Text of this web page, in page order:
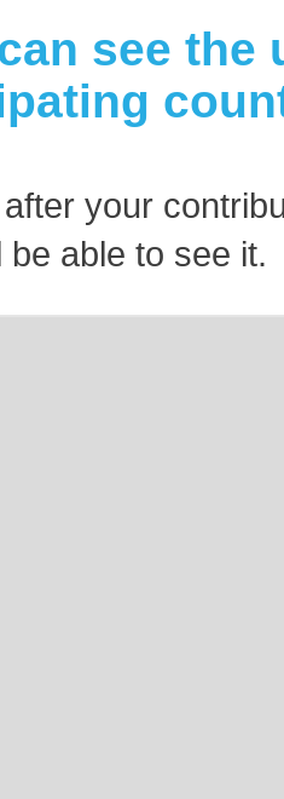
see
your
able to see it.